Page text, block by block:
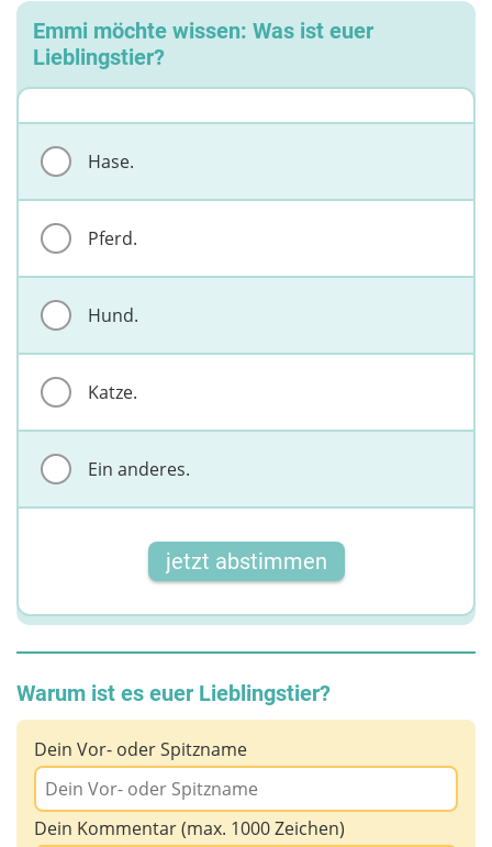
Emmi möchte wissen: Was ist euer
Lieblingstier?
Hase.
Pferd.
Hund.
Katze.
Ein anderes.
jetzt abstimmen
Warum ist es euer Lieblingstier?
Dein Vor- oder Spitzname
Dein Kommentar (max. 1000 Zeichen)